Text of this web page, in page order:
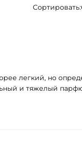
Сортировать:
легкий, но
и тяжелый